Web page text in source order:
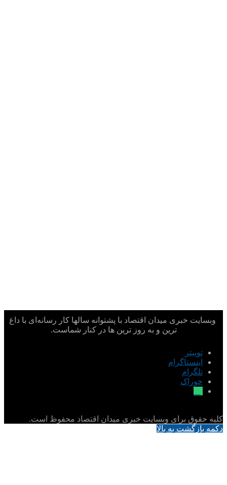
وبسایت خبری میدان اقتصاد با پشتوانه سالها کار رسانه‌ای با داغ
ترین و به روز ترین ها در کنار شماست.
توییتر
اینستاگرام
تلگرام
خوراک
کلیه حقوق برای وبسایت خبری میدان اقتصاد محفوظ است.
دکمه بازگشت به بالا